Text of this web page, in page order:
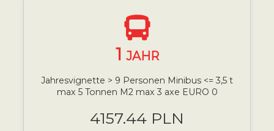
1 JAHR
Jahresvignette > 9 Personen Minibus <= 3,5 t
max 5 Tonnen M2 max 3 axe EURO 0
4157.44 PLN